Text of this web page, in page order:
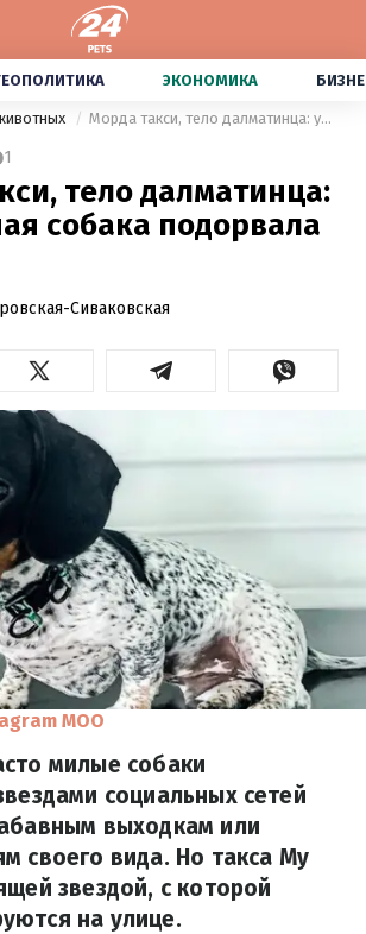
ЭКОНОМИКА
Морда такси, тело далматинца: уникальная собака подорвала сеть
1
тело далматинца:
собака подорвала
Сиваковская
MOO
милые собаки
социальных сетей
выходкам или
своего вида. Но такса Му
звездой, с которой
на улице.